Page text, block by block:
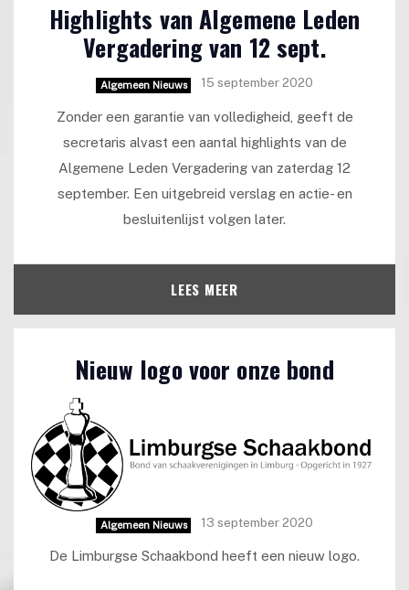
Highlights van Algemene Leden
Vergadering van 12 sept.
Algemeen Nieuws 15 september 2020
Zonder een garantie van volledigheid, geeft de
secretaris alvast een aantal highlights van de
Algemene Leden Vergadering van zaterdag 12
september. Een uitgebreid verslag en actie- en
besluitenlijst volgen later.
LEES MEER
Nieuw logo voor onze bond
Algemeen Nieuws 13 september 2020
De Limburgse Schaakbond heeft een nieuw logo.